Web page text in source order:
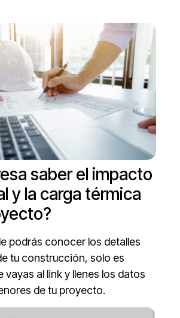
saber el impacto
y la carga térmica
podrás conocer los detalles
tu construcción, solo es
vayas al link y llenes los datos
de tu proyecto.